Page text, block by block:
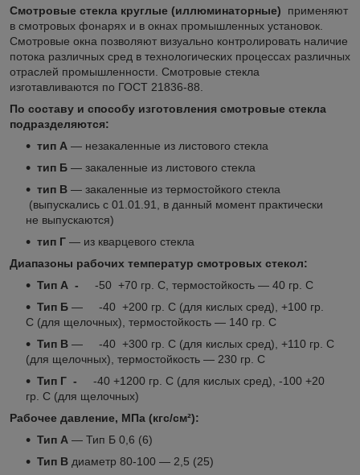
Смотровые стекла круглые (иллюминаторные) применяют
в смотровых фонарях и в окнах промышленных установок.
Смотровые окна позволяют визуально контролировать наличие
потока различных сред в технологических процессах различных
отраслей промышленности. Смотровые стекла
изготавливаются по ГОСТ 21836-88.
По составу и способу изготовления смотровые стекла
подразделяются:
тип А ― незакаленные из листового стекла
тип Б ― закаленные из листового стекла
тип В ― закаленные из термостойкого стекла
(выпускались с 01.01.91, в данный момент практически
не выпускаются)
тип Г ― из кварцевого стекла
Диапазоны рабочих температур смотровых стекол:
Тип А - -50 +70 гр. С, термостойкость ― 40 гр. С
Тип Б ― -40 +200 гр. С (для кислых сред), +100 гр.
С (для щелочных), термостойкость ― 140 гр. С
Тип В ― -40 +300 гр. С (для кислых сред), +110 гр. С
(для щелочных), термостойкость ― 230 гр. С
Тип Г - -40 +1200 гр. С (для кислых сред), -100 +20
гр. С (для щелочных)
Рабочее давление, МПа (кгс/см²):
Тип А ― Тип Б 0,6 (6)
Тип В диаметр 80-100 ― 2,5 (25)